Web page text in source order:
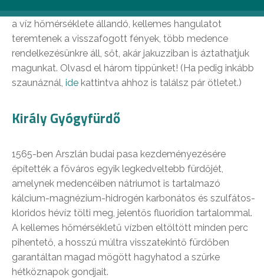
elsősorban a főváros kedvelt gyógyfürdőire gondolunk;
a víz hőmérséklete állandó, kellemes hangulatot
teremtenek a visszafogott fények, több medence
rendelkezésünkre áll, sőt, akár jakuzziban is áztathatjuk
magunkat. Olvasd el három tippünket! (Ha pedig inkább
szaunáznál, ide kattintva ahhoz is találsz pár ötletet.)
Király Gyógyfürdő
1565-ben Arszlán budai pasa kezdeményezésére
építették a főváros egyik legkedveltebb fürdőjét,
amelynek medencéiben nátriumot is tartalmazó
kálcium-magnézium-hidrogén karbonátos és szulfátos-
kloridos hévíz tölti meg, jelentős fluoridion tartalommal.
A kellemes hőmérsékletű vízben eltöltött minden perc
pihentető, a hosszú múltra visszatekintő fürdőben
garantáltan magad mögött hagyhatod a szürke
hétköznapok gondjait.